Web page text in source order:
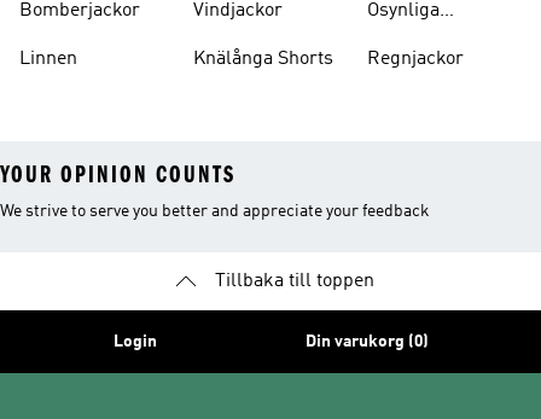
Bomberjackor
Linnen
Vindjackor
Knälånga Shorts
Osynliga
Regnjackor
YOUR OPINION COUNTS
We strive to serve you better and appreciate your feedback
Tillbaka till toppen
Login Din varukorg (0)